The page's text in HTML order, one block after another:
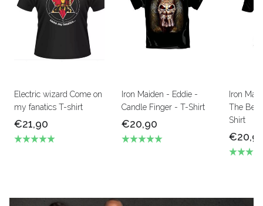
Electric wizard Come on
my fanatics T-shirt
€21,90
Iron Maiden - Eddie -
Candle Finger - T-Shirt
€20,90
Iron
The
Shirt